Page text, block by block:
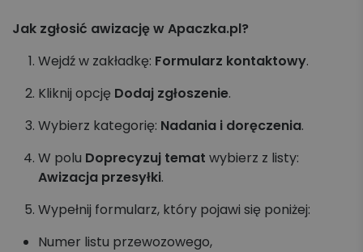
Jak zgłosić awizację w Apaczka.pl?
Wejdź w zakładkę: Formularz kontaktowy.
Kliknij opcję Dodaj zgłoszenie.
Wybierz kategorię: Nadania i doręczenia.
W polu Doprecyzuj temat wybierz z listy:
Awizacja przesyłki.
Wypełnij formularz, który pojawi się poniżej:
Numer listu przewozowego,